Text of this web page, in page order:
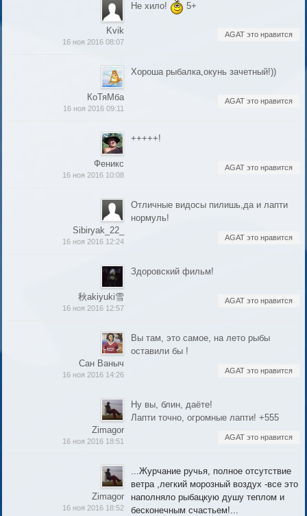
Kvik
16 ноя 2016 08:07
Не хило! 5+
AGAT это нравится
КоТяМба
16 ноя 2016 09:11
Хороша рыбалка,окунь зачетный!))
AGAT это нравится
Феникс
16 ноя 2016 10:08
+++++!
AGAT это нравится
Sibiryak_22_
16 ноя 2016 12:24
Отличные видосы пилишь,да и лапти
нормуль!
AGAT это нравится
秋akiyuki雪
16 ноя 2016 12:57
Здоровский фильм!
AGAT это нравится
Сан Ваныч
16 ноя 2016 14:26
Вы там, это самое, на лето рыбы
оставили бы !
AGAT это нравится
Zimagor
16 ноя 2016 18:51
Ну вы, блин, даёте!
Лапти точно, огромные лапти! +555
AGAT это нравится
Zimagor
16 ноя 2016 18:52
...Журчание ручья, полное отсутствие
ветра ,легкий морозный воздух -все это
наполняло рыбацкую душу теплом и
бесконечным счастьем!...